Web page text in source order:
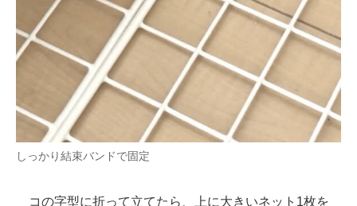
しっかり結束バンドで固定
コの字型に折って立てたら、上に大きいネット1枚を